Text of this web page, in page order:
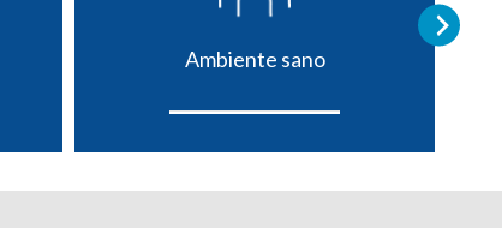
Ambiente sano